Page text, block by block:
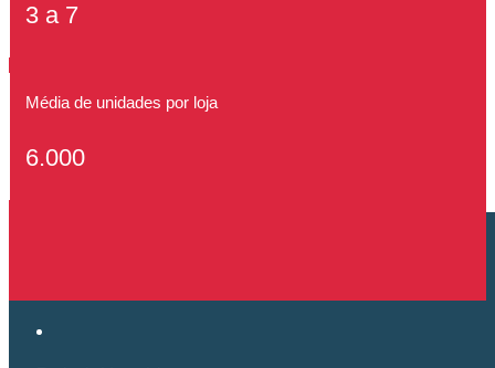
3 a 7
Média de unidades por loja
6.000